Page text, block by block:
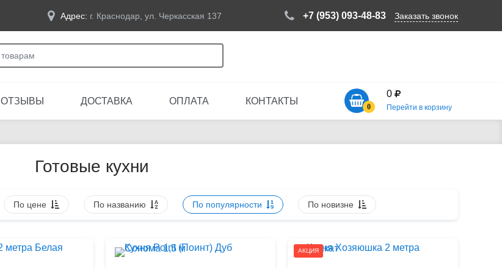
Адрес: г. Краснодар, ул. Черкасская 137 +7 (953) 093-48-83 Заказать звонок
ОТЗЫВЫ ДОСТАВКА ОПЛАТА КОНТАКТЫ
0
0
Перейти в корзину
Готовые кухни
По цене По названию По популярности По новизне
АКЦИЯ